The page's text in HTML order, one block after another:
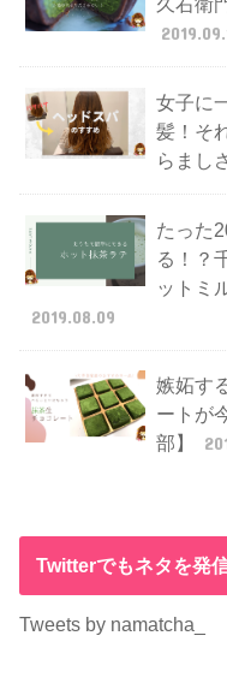
女子に
髪！そ
らまし
たった
る！？
ットミ
2019.08.09
嫉妬す
ートが
部】
Twitterでもネタを発
Tweets by namatcha_